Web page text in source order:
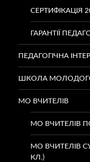
СЕРТИФІКАЦІЯ
ГАРАНТІЇ
ПЕДАГОГІЧНА
ШКОЛА
МО ВЧИТЕЛІВ
МО ВЧИТЕЛІВ
МО ВЧИТЕЛІВ
КЛ.)